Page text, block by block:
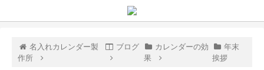
名入れカレンダー製
作所
ブログ
カレンダーの効
果
年末
挨拶